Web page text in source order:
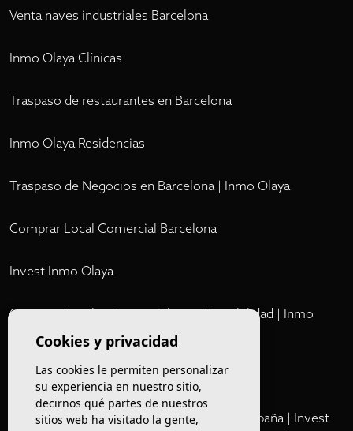
Venta naves industriales Barcelona
Inmo Olaya Clínicas
Traspaso de restaurantes en Barcelona
Inmo Olaya Residencias
Traspaso de Negocios en Barcelona | Inmo Olaya
Comprar Local Comercial Barcelona
Invest Inmo Olaya
Comprar Locales Comerciales en Rentabilidad | Inmo
Olaya
Cartera Privada de Activos Hoteleros en España | Invest
Cookies y privacidad
Las cookies le permiten personalizar
su experiencia en nuestro sitio,
decirnos qué partes de nuestros
sitios web ha visitado la gente,